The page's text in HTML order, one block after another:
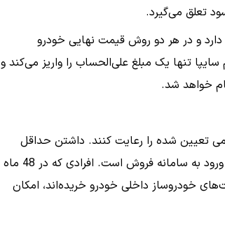
تعلق می‌گیرد.
و در هر دو روش قیمت نهایی خودرو
تنها یک مبلغ علی‌الحساب را واریز می‌کند و
خواهد شد.
تعیین شده را رعایت کنند. داشتن حداقل
سن 18 سال و ارائه گواهینامه رانندگی معتبر، شروط اولیه برای ورود به سامانه فروش است. افرادی که در 48 ماه
ماه گذشته از سایر شرکت‌های خودروساز داخلی خودرو خریده‌اند، امکان